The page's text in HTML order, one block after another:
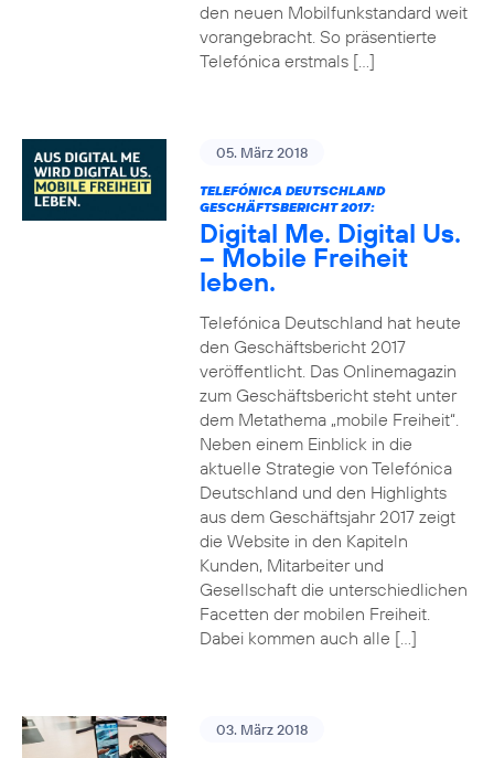
den neuen Mobilfunkstandard weit
vorangebracht. So präsentierte
Telefónica erstmals […]
05. März 2018
TELEFÓNICA DEUTSCHLAND
GESCHÄFTSBERICHT 2017:
Digital Me. Digital Us.
– Mobile Freiheit
leben.
Telefónica Deutschland hat heute
den Geschäftsbericht 2017
veröffentlicht. Das Onlinemagazin
zum Geschäftsbericht steht unter
dem Metathema „mobile Freiheit“.
Neben einem Einblick in die
aktuelle Strategie von Telefónica
Deutschland und den Highlights
aus dem Geschäftsjahr 2017 zeigt
die Website in den Kapiteln
Kunden, Mitarbeiter und
Gesellschaft die unterschiedlichen
Facetten der mobilen Freiheit.
Dabei kommen auch alle […]
03. März 2018